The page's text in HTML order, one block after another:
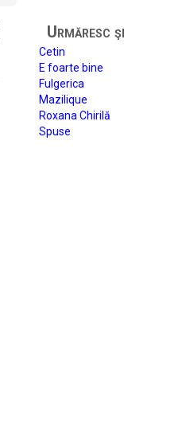
Urmăresc şi
Cetin
E foarte bine
Fulgerica
Mazilique
Roxana Chirilă
Spuse